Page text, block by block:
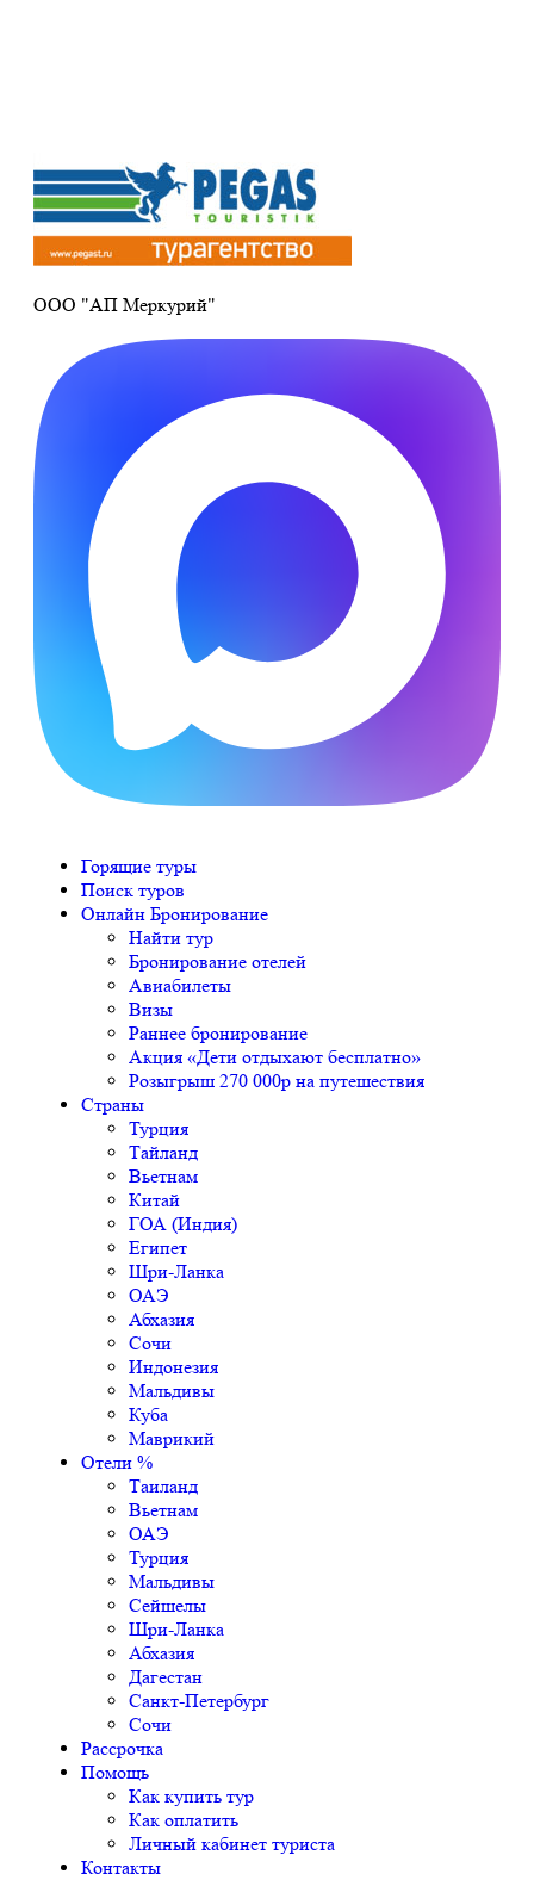
ООО "АП Меркурий"
Горящие туры
Поиск туров
Онлайн Бронирование
Найти тур
Бронирование отелей
Авиабилеты
Визы
Раннее бронирование
Акция «Дети отдыхают бесплатно»
Розыгрыш 270 000р на путешествия
Страны
Турция
Тайланд
Вьетнам
Китай
ГОА (Индия)
Египет
Шри-Ланка
ОАЭ
Абхазия
Сочи
Индонезия
Мальдивы
Куба
Маврикий
Отели %
Таиланд
Вьетнам
ОАЭ
Турция
Мальдивы
Сейшелы
Шри-Ланка
Абхазия
Дагестан
Санкт-Петербург
Сочи
Рассрочка
Помощь
Как купить тур
Как оплатить
Личный кабинет туриста
Контакты